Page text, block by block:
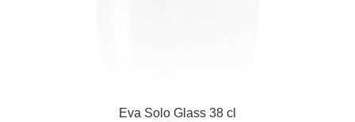
Eva Solo Glass 38 cl